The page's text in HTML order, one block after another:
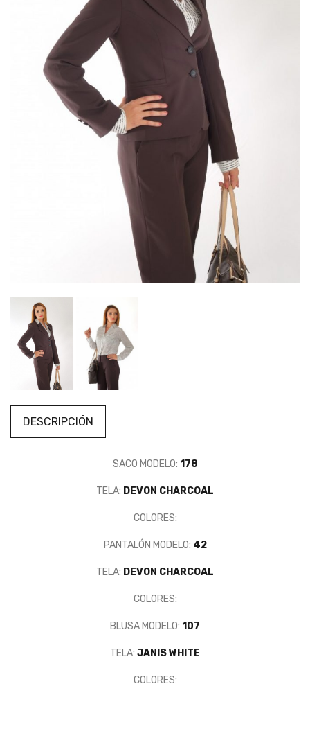
DESCRIPCIÓN
SACO MODELO: 178
TELA: DEVON CHARCOAL
COLORES:
PANTALÓN MODELO: 42
TELA: DEVON CHARCOAL
COLORES:
BLUSA MODELO: 107
TELA: JANIS WHITE
COLORES: